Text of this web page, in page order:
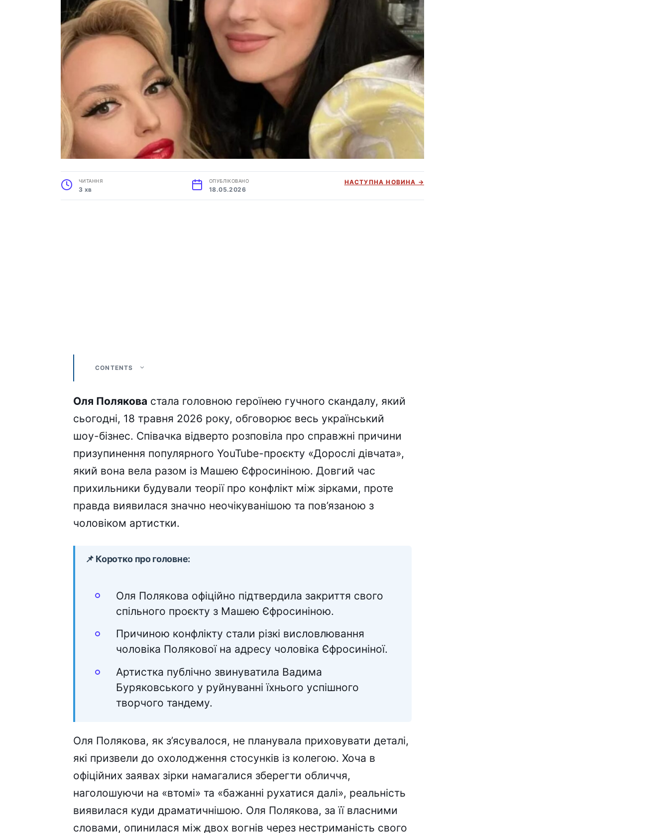
ЧИТАННЯ
3 хв
ОПУБЛІКОВАНО
18.05.2026
НАСТУПНА НОВИНА →
CONTENTS
Оля Полякова стала головною героїнею гучного скандалу, який
сьогодні, 18 травня 2026 року, обговорює весь український
шоу-бізнес. Співачка відверто розповіла про справжні причини
призупинення популярного YouTube-проєкту «Дорослі дівчата»,
який вона вела разом із Машею Єфросиніною. Довгий час
прихильники будували теорії про конфлікт між зірками, проте
правда виявилася значно неочікуванішою та пов’язаною з
чоловіком артистки.
📌 Коротко про головне:
Оля Полякова офіційно підтвердила закриття свого
спільного проєкту з Машею Єфросиніною.
Причиною конфлікту стали різкі висловлювання
чоловіка Полякової на адресу чоловіка Єфросиніної.
Артистка публічно звинуватила Вадима
Буряковського у руйнуванні їхнього успішного
творчого тандему.
Оля Полякова, як з’ясувалося, не планувала приховувати деталі,
які призвели до охолодження стосунків із колегою. Хоча в
офіційних заявах зірки намагалися зберегти обличчя,
наголошуючи на «втомі» та «бажанні рухатися далі», реальність
виявилася куди драматичнішою. Оля Полякова, за її власними
словами, опинилася між двох вогнів через нестриманість свого